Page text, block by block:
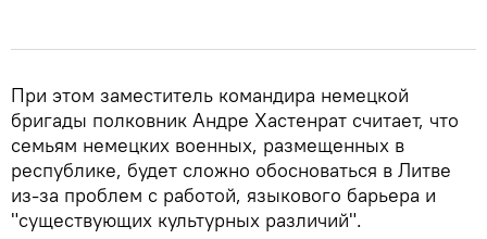
При этом заместитель командира немецкой
бригады полковник Андре Хастенрат считает, что
семьям немецких военных, размещенных в
республике, будет сложно обосноваться в Литве
из-за проблем с работой, языкового барьера и
"существующих культурных различий".